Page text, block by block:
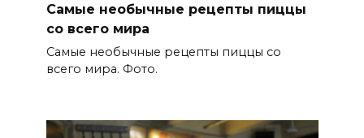
Самые необычные рецепты пиццы
со всего мира
Самые необычные рецепты пиццы со
всего мира. Фото.